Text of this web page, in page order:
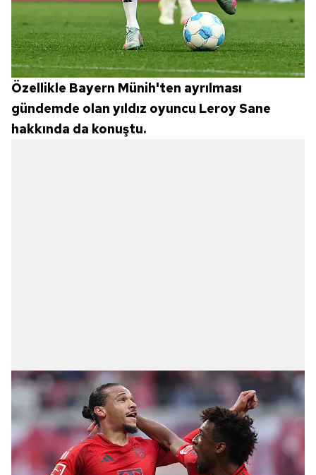
Özellikle Bayern Münih'ten ayrılması
gündemde olan yıldız oyuncu Leroy Sane
hakkında da konuştu.